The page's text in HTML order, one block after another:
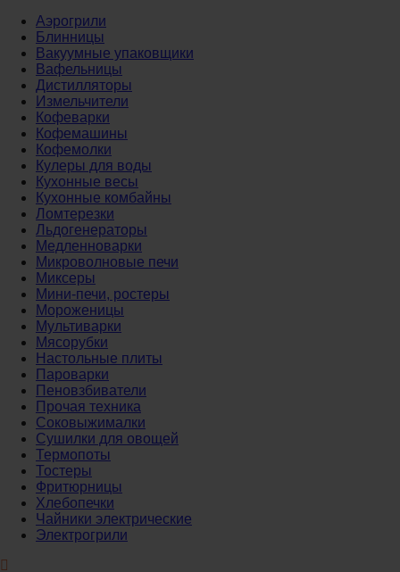
Аэрогрили
Блинницы
Вакуумные упаковщики
Вафельницы
Дистилляторы
Измельчители
Кофеварки
Кофемашины
Кофемолки
Кулеры для воды
Кухонные весы
Кухонные комбайны
Ломтерезки
Льдогенераторы
Медленноварки
Микроволновые печи
Миксеры
Мини-печи, ростеры
Мороженицы
Мультиварки
Мясорубки
Настольные плиты
Пароварки
Пеновзбиватели
Прочая техника
Соковыжималки
Сушилки для овощей
Термопоты
Тостеры
Фритюрницы
Хлебопечки
Чайники электрические
Электрогрили